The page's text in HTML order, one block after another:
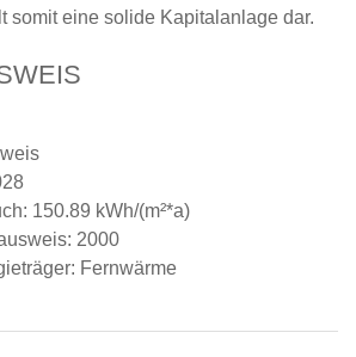
somit eine solide Kapitalanlage dar.
150.89 kWh/(m²*a)
2000
Fernwärme